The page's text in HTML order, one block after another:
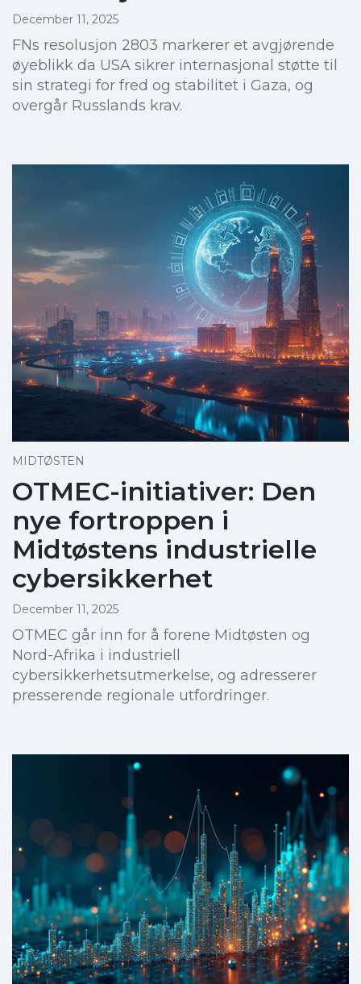
December 11, 2025
FNs resolusjon 2803 markerer et avgjørende
øyeblikk da USA sikrer internasjonal støtte til
sin strategi for fred og stabilitet i Gaza, og
overgår Russlands krav.
MIDTØSTEN
OTMEC-initiativer: Den
nye fortroppen i
Midtøstens industrielle
cybersikkerhet
December 11, 2025
OTMEC går inn for å forene Midtøsten og
Nord-Afrika i industriell
cybersikkerhetsutmerkelse, og adresserer
presserende regionale utfordringer.